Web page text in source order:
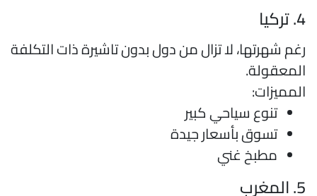
شهرتها، لا تزال من دول بدون تاشيرة ذات التكلفة
تنوع سياحي كبير
تسوق بأسعار جيدة
مطبخ غني